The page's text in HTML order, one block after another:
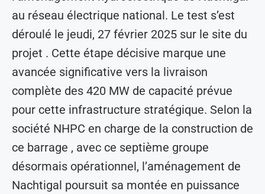
au réseau électrique national. Le test s’est
déroulé le jeudi, 27 février 2025 sur le site du
projet . Cette étape décisive marque une
avancée significative vers la livraison
complète des 420 MW de capacité prévue
pour cette infrastructure stratégique. Selon la
société NHPC en charge de la construction de
ce barrage , avec ce septième groupe
désormais opérationnel, l’aménagement de
Nachtigal poursuit sa montée en puissance